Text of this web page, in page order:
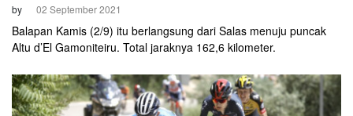
by 02 September 2021
Balapan Kamis (2/9) itu berlangsung dari Salas menuju puncak
Altu d’El Gamoniteiru. Total jaraknya 162,6 kilometer.